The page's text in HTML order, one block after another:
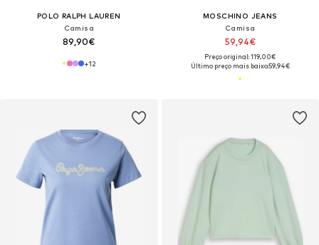
POLO RALPH LAUREN
Camisa
89,90€
+12
MOSCHINO JEANS
Camisa
59,94€
Preço original: 119,00€
Último preço mais baixo:59,94€